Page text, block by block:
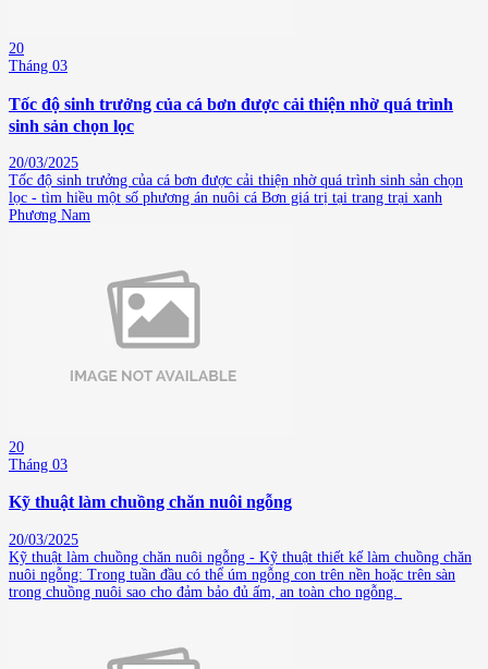
20
Tháng 03
Tốc độ sinh trưởng của cá bơn được cải thiện nhờ quá trình
sinh sản chọn lọc
20/03/2025
Tốc độ sinh trưởng của cá bơn được cải thiện nhờ quá trình sinh sản chọn
lọc - tìm hiều một số phương án nuôi cá Bơn giá trị tại trang trại xanh
Phương Nam
20
Tháng 03
Kỹ thuật làm chuồng chăn nuôi ngỗng
20/03/2025
Kỹ thuật làm chuồng chăn nuôi ngỗng - Kỹ thuật thiết kế làm chuồng chăn
nuôi ngỗng: Trong tuần đầu có thể úm ngỗng con trên nền hoặc trên sàn
trong chuồng nuôi sao cho đảm bảo đủ ấm, an toàn cho ngỗng.